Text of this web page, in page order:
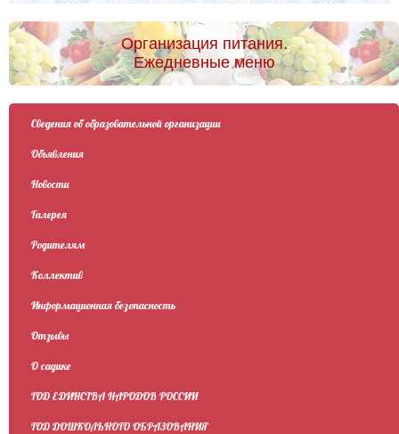
Организация питания.
Ежедневные меню
Сведения об образовательной организации
Объявления
Новости
Галерея
Родителям
Коллектив
Информационная безопасность
Отзывы
О садике
ГОД ЕДИНСТВА НАРОДОВ РОССИИ
ГОД ДОШКОЛЬНОГО ОБРАЗОВАНИЯ